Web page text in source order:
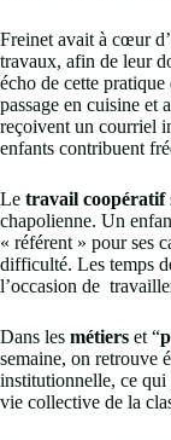
Freinet avait à cœur
travaux, afin de leur
écho de cette
passage en cuisine et
reçoivent un courriel
enfants contribuent
Le travail coopératif
chapolienne. Un
« référent » pour ses
difficulté. Les temps
l’occasion de
Dans les métiers et “
semaine, on retrouve
institutionnelle, ce qui
vie collective de la